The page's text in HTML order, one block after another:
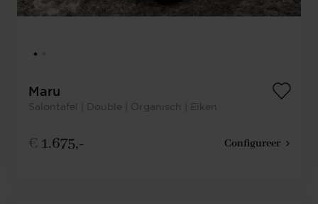
Maru
Salontafel | Double | Organisch | Eiken
€ 1.675,- Configureer